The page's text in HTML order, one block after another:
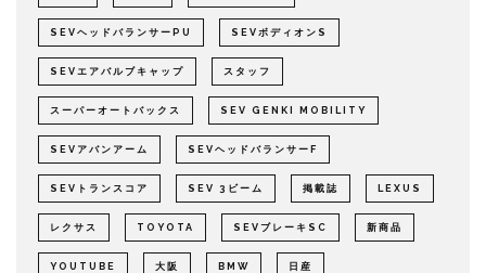
SEVヘッドバランサーPU SEVボディオンS
SEVエアバルブキャップ スタッフ
スーパーオートバックス SEV GENKI MOBILITY
SEVアバンアーム SEVヘッドバランサーF
SEVトランスコア SEV 3ビーム 掲載誌 LEXUS
レクサス TOYOTA SEVブレーキSC 新商品
YOUTUBE 大阪 BMW 日産